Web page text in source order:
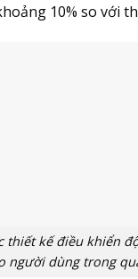
10% so với
thiết kế điều khiển
người dùng trong